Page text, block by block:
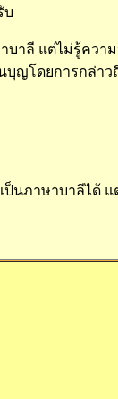
บ
บาลี แต่ไม่รู้คว
ญโดยการกล่าว
ภาษาบาลีได้ แ